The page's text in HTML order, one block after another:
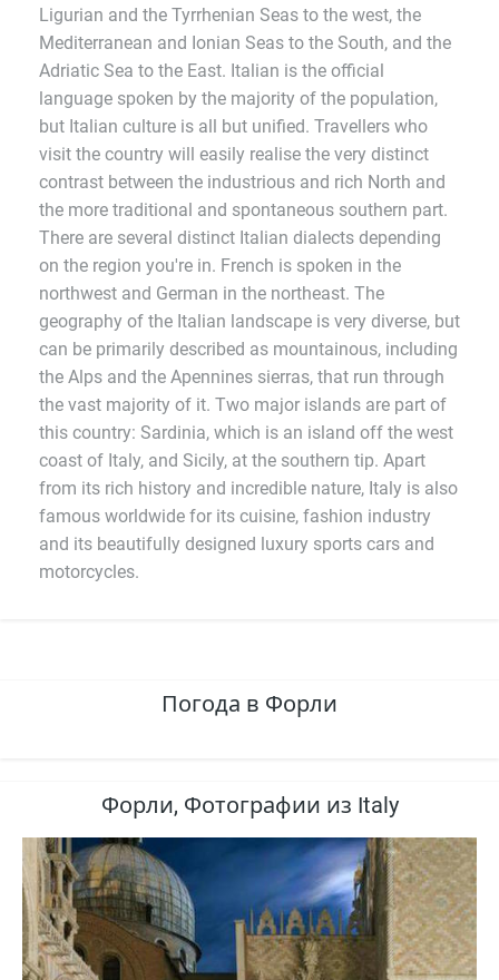
Ligurian and the Tyrrhenian Seas to the west, the
Mediterranean and Ionian Seas to the South, and the
Adriatic Sea to the East. Italian is the official
language spoken by the majority of the population,
but Italian culture is all but unified. Travellers who
visit the country will easily realise the very distinct
contrast between the industrious and rich North and
the more traditional and spontaneous southern part.
There are several distinct Italian dialects depending
on the region you're in. French is spoken in the
northwest and German in the northeast. The
geography of the Italian landscape is very diverse, but
can be primarily described as mountainous, including
the Alps and the Apennines sierras, that run through
the vast majority of it. Two major islands are part of
this country: Sardinia, which is an island off the west
coast of Italy, and Sicily, at the southern tip. Apart
from its rich history and incredible nature, Italy is also
famous worldwide for its cuisine, fashion industry
and its beautifully designed luxury sports cars and
motorcycles.
Погода в Форли
Форли, Фотографии из Italy